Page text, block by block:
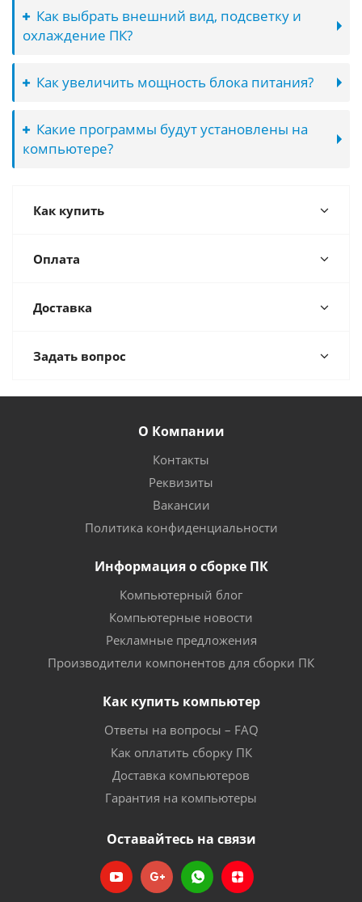
Как выбрать внешний вид, подсветку и
охлаждение ПК?
Как увеличить мощность блока питания?
Какие программы будут установлены на
компьютере?
Как купить
Оплата
Доставка
Задать вопрос
О Компании
Контакты
Реквизиты
Вакансии
Политика конфиденциальности
Информация о сборке ПК
Компьютерный блог
Компьютерные новости
Рекламные предложения
Производители компонентов для сборки ПК
Как купить компьютер
Ответы на вопросы – FAQ
Как оплатить сборку ПК
Доставка компьютеров
Гарантия на компьютеры
Оставайтесь на связи